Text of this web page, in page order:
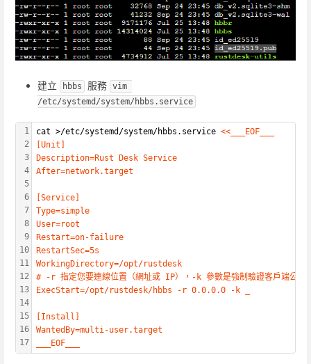
建立 hbbs 服務 vim
/etc/systemd/system/hbbs.service
1
2
3
4
5
6
7
8
9
10
11
12
13
14
15
16
17
cat >/etc/systemd/system/hbbs.service <<___EOF___
[Unit]
Description=Rust Desk Service
After=network.target
[Service]
Type=simple
User=root
Restart=on-failure
RestartSec=5s
WorkingDirectory=/opt/rustdesk
# -r 指定您要連線位置（網址或 IP），-k 參數是強制驗證客戶端公鑰
ExecStart=/opt/rustdesk/hbbs -r 0.0.0.0 -k _
[Install]
WantedBy=multi-user.target
___EOF___